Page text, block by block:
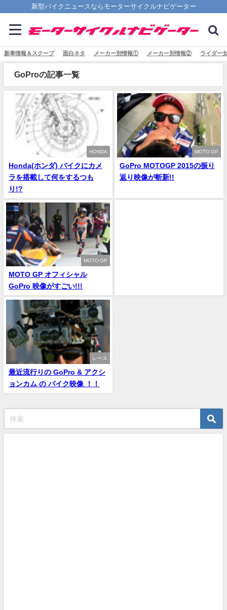
新型バイクニュースならモーターサイクルナビゲーター
新車情報＆スクープ 面白ネタ メーカー別情報① メーカー別情報② ライダー
GoProの記事一覧
HONDA
Honda(ホンダ) バイクにカメ
ラを搭載して何をするつも
り!?
MOTO GP
GoPro MOTOGP 2015の振り
返り映像が斬新!!
MOTO GP
MOTO GP オフィシャル
GoPro 映像がすごい!!!
レース
最近流行りの GoPro & アクシ
ョンカム の バイク映像 ！！